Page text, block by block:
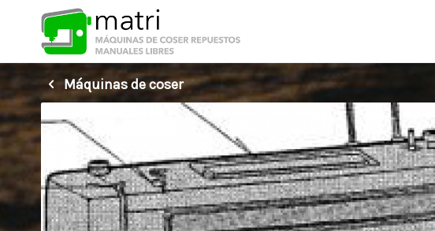
Máquinas de coser